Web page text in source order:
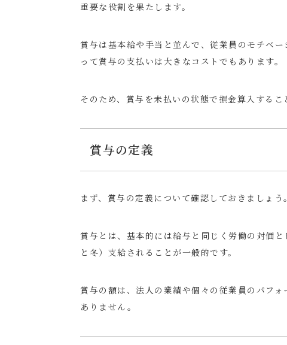
重要な役割を果たします。
賞与は基本給や手当と並んで、従業員のモチベ
って賞与の支払いは大きなコストでもあります。
そのため、賞与を未払いの状態で損金算入する
賞与の定義
まず、賞与の定義について確認しておきましょう。
賞与とは、基本的には給与と同じく労働の対価
と冬）支給されることが一般的です。
賞与の額は、法人の業績や個々の従業員のパフ
ありません。